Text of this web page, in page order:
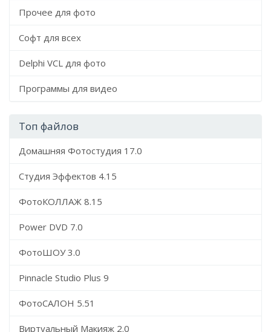
Прочее для фото
Софт для всех
Delphi VCL для фото
Программы для видео
Топ файлов
Домашняя Фотостудия 17.0
Студия Эффектов 4.15
ФотоКОЛЛАЖ 8.15
Power DVD 7.0
ФотоШОУ 3.0
Pinnacle Studio Plus 9
ФотоСАЛОН 5.51
Виртуальный Макияж 2.0